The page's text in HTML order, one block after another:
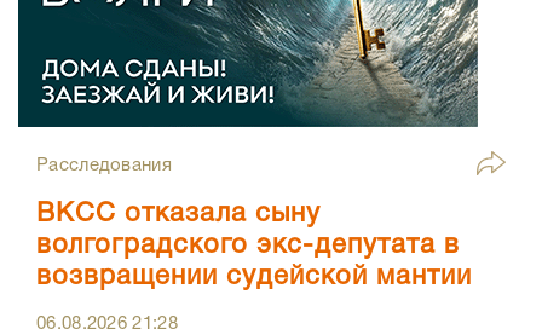
Расследования
ВКСС отказала сыну
волгоградского экс-депутата в
возвращении судейской мантии
06.08.202621:28